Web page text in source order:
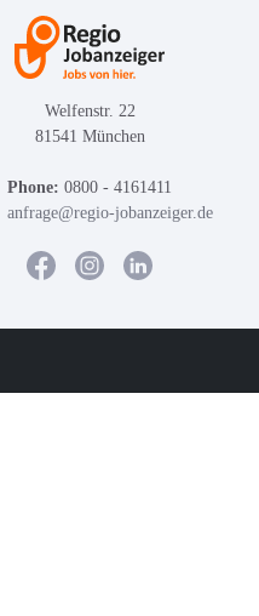
Welfenstr. 22
81541 München
Phone: 0800 - 4161411
anfrage@regio-jobanzeiger.de